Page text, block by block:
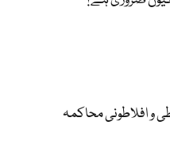
و افلاطونی محاکمہ